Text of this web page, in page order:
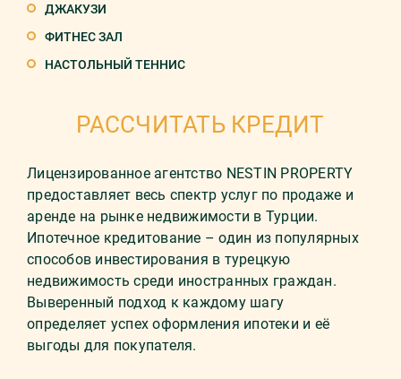
ДЖАКУЗИ
ФИТНЕС ЗАЛ
НАСТОЛЬНЫЙ ТЕННИС
РАССЧИТАТЬ КРЕДИТ
Лицензированное агентство NESTIN PROPERTY
предоставляет весь спектр услуг по продаже и
аренде на рынке недвижимости в Турции.
Ипотечное кредитование – один из популярных
способов инвестирования в турецкую
недвижимость среди иностранных граждан.
Выверенный подход к каждому шагу
определяет успех оформления ипотеки и её
выгоды для покупателя.